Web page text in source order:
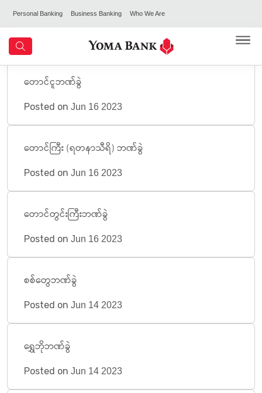
Personal Banking Business Banking Who We Are
တောင်ငူဘဏ်ခွဲ
Posted on Jun 16 2023
တောင်ကြီး (ရတနာသီရိ) ဘဏ်ခွဲ
Posted on Jun 16 2023
တောင်တွင်းကြီးဘဏ်ခွဲ
Posted on Jun 16 2023
စစ်တွေဘဏ်ခွဲ
Posted on Jun 14 2023
ရွှေဘိုဘဏ်ခွဲ
Posted on Jun 14 2023